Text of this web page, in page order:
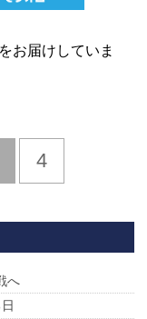
お届けしていま
4
へ